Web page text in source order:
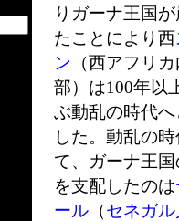
りガーナ王国
たことにより西
ン （西アフリ
部）は100年以
ぶ動乱の時代
した。動乱の
て、ガーナ王
を支配したのは
ール（セネガル